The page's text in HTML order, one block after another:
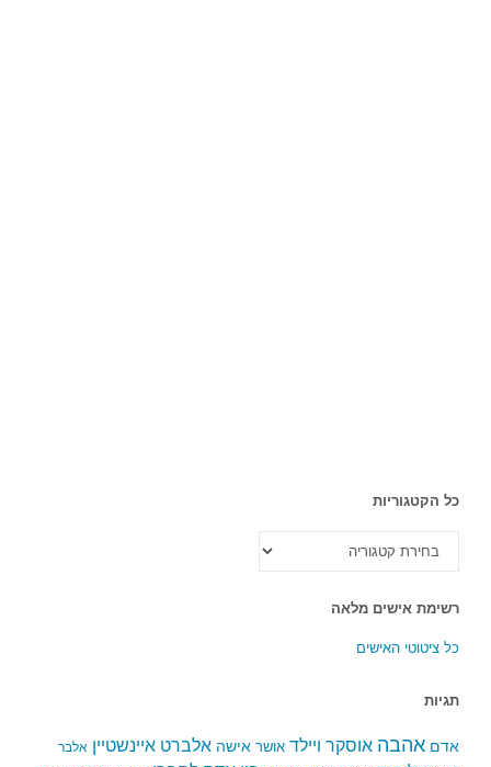
כל הקטגוריות
הקטגוריות
רשימת אישים מלאה
כל ציטוטי האישים
תגיות
אדם אהבה אוסקר ויילד אושר אישה אלברט איינשטיין אלבר